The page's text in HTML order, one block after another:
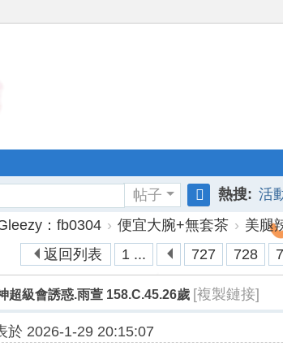
帖子
搜
索
熱搜: 活
：fb0304 › 便宜大腕+無套茶 › 美腿
1 ...
727 728
返回列表
超級會誘惑.雨萱 158.C.45.26歲 [複製鏈接]
於 2026-1-29 20:15:07